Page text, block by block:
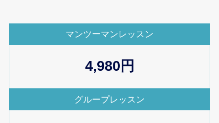
マンツーマンレッスン
4,980円
グループレッスン